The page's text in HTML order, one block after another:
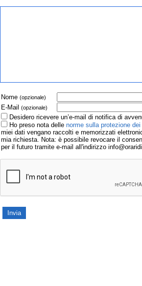
Nome (opzionale)
E-Mail (opzionale)
Desidero ricevere un’e-mail di notifica di
Ho preso nota delle norme sulla protezione dei
miei dati vengano raccolti e memorizzati
mia richiesta. Nota: è possibile revocare il
per il futuro tramite e-mail all'indirizzo